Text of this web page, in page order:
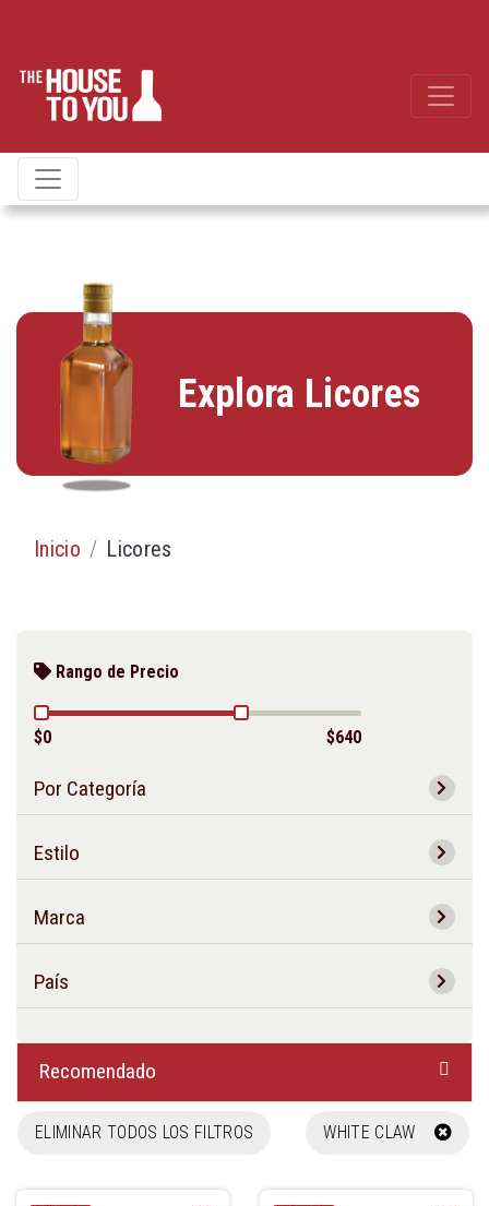
Explora Licores
Inicio Licores
Rango de Precio
$0 $640
Por Categoría
Estilo
Marca
País
Recomendado
ELIMINAR TODOS LOS FILTROS WHITE CLAW